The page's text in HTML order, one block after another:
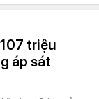
triệu
áp sát